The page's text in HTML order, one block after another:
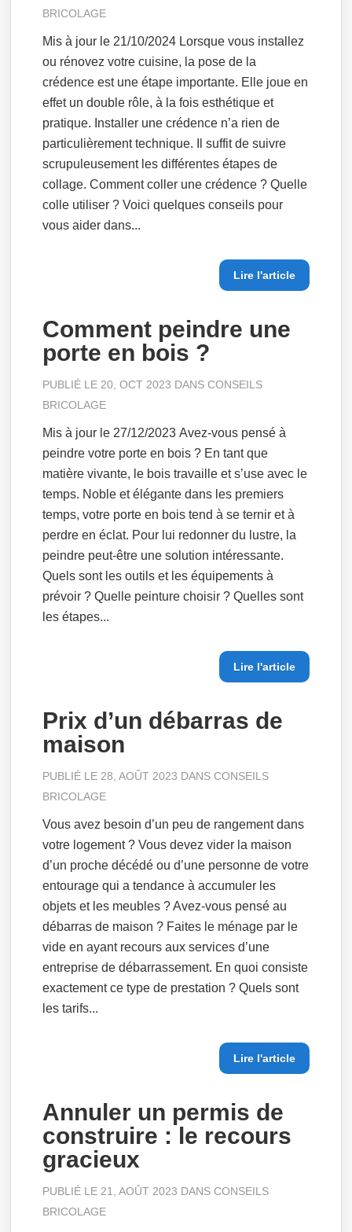
BRICOLAGE
Mis à jour le 21/10/2024 Lorsque vous installez
ou rénovez votre cuisine, la pose de la
crédence est une étape importante. Elle joue en
effet un double rôle, à la fois esthétique et
pratique. Installer une crédence n’a rien de
particulièrement technique. Il suffit de suivre
scrupuleusement les différentes étapes de
collage. Comment coller une crédence ? Quelle
colle utiliser ? Voici quelques conseils pour
vous aider dans...
Lire l'article
Comment peindre une
porte en bois ?
PUBLIÉ LE 20, OCT 2023 DANSCONSEILS
BRICOLAGE
Mis à jour le 27/12/2023 Avez-vous pensé à
peindre votre porte en bois ? En tant que
matière vivante, le bois travaille et s’use avec le
temps. Noble et élégante dans les premiers
temps, votre porte en bois tend à se ternir et à
perdre en éclat. Pour lui redonner du lustre, la
peindre peut-être une solution intéressante.
Quels sont les outils et les équipements à
prévoir ? Quelle peinture choisir ? Quelles sont
les étapes...
Lire l'article
Prix d’un débarras de
maison
PUBLIÉ LE 28, AOÛT 2023 DANSCONSEILS
BRICOLAGE
Vous avez besoin d’un peu de rangement dans
votre logement ? Vous devez vider la maison
d’un proche décédé ou d’une personne de votre
entourage qui a tendance à accumuler les
objets et les meubles ? Avez-vous pensé au
débarras de maison ? Faites le ménage par le
vide en ayant recours aux services d’une
entreprise de débarrassement. En quoi consiste
exactement ce type de prestation ? Quels sont
les tarifs...
Lire l'article
Annuler un permis de
construire : le recours
gracieux
PUBLIÉ LE 21, AOÛT 2023 DANSCONSEILS
BRICOLAGE